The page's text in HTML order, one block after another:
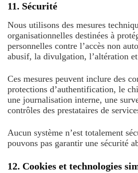
11. Sécurité
Nous utilisons des mesures
organisationnelles destinées à
personnelles contre l’accès non
abusif, la divulgation, l’altération
Ces mesures peuvent inclure des
protections d’authentification, le
une journalisation interne, une
contrôles des prestataires de
Aucun système n’est totalement
pouvons pas garantir une sécurité
12. Cookies et technologies